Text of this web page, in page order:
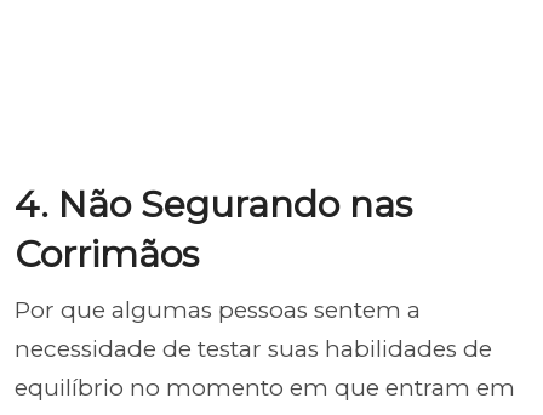
4. Não Segurando nas
Corrimãos
Por que algumas pessoas sentem a
necessidade de testar suas habilidades de
equilíbrio no momento em que entram em